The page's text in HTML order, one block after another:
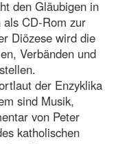
den Gläubigen in
als CD-Rom zur
Diözese wird die
Verbänden und
der Enzyklika
sind Musik,
von Peter
katholischen